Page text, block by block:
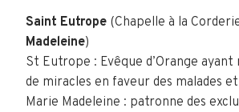
Saint Eutrope (Chapelle à la
Madeleine)
St Eutrope : Evêque d’Orange
de miracles en faveur des malades
Marie Madeleine : patronne des